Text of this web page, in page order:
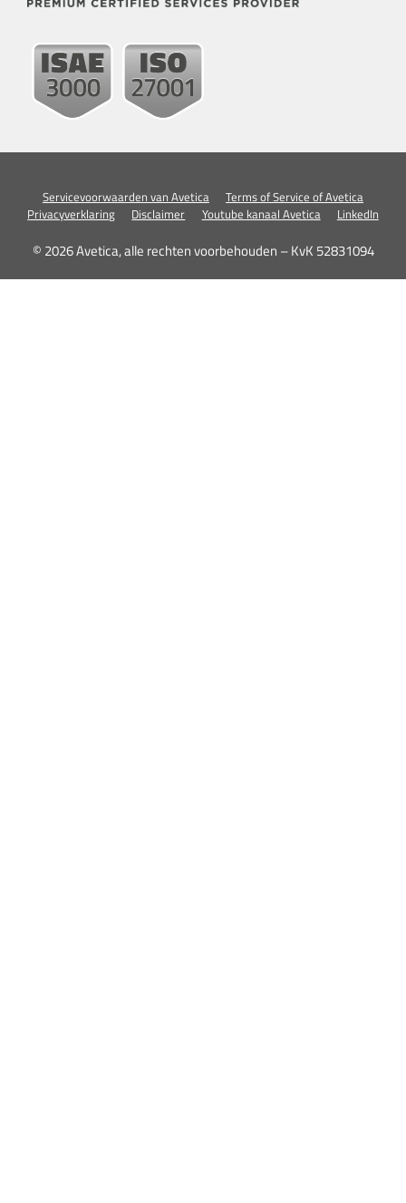
Servicevoorwaarden van Avetica
Terms of Service of Avetica
Privacyverklaring
Disclaimer Youtube kanaal Avetica LinkedIn
© 2026 Avetica, alle rechten voorbehouden – KvK 52831094